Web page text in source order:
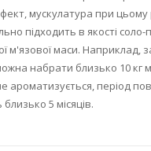
мускулатура при цьому
підходить в якості
м'язової маси. Наприклад,
набрати близько 10 кг
ароматизується, період
5 місяців.